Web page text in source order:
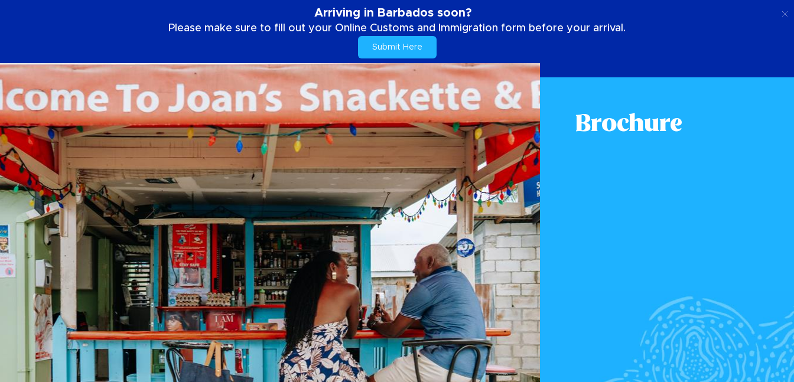
Arriving in Barbados soon?
Please make sure to fill out your Online Customs and Immigration form before your arrival.
Submit Here
Brochure